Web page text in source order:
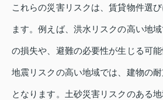
これらの災害リスクは、賃貸物件選
ます。例えば、洪水リスクの高い地
の損失や、避難の必要性が生じる可能
地震リスクの高い地域では、建物の
となります。土砂災害リスクのある